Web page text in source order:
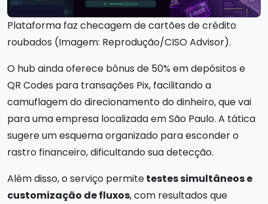
Plataforma faz checagem de cartões de crédito
roubados (Imagem: Reprodução/CISO Advisor).
O hub ainda oferece bônus de 50% em depósitos e
QR Codes para transações Pix, facilitando a
camuflagem do direcionamento do dinheiro, que vai
para uma empresa localizada em São Paulo. A tática
sugere um esquema organizado para esconder o
rastro financeiro, dificultando sua detecção.
Além disso, o serviço permitetestes simultâneos e
customização de fluxos, com resultados que